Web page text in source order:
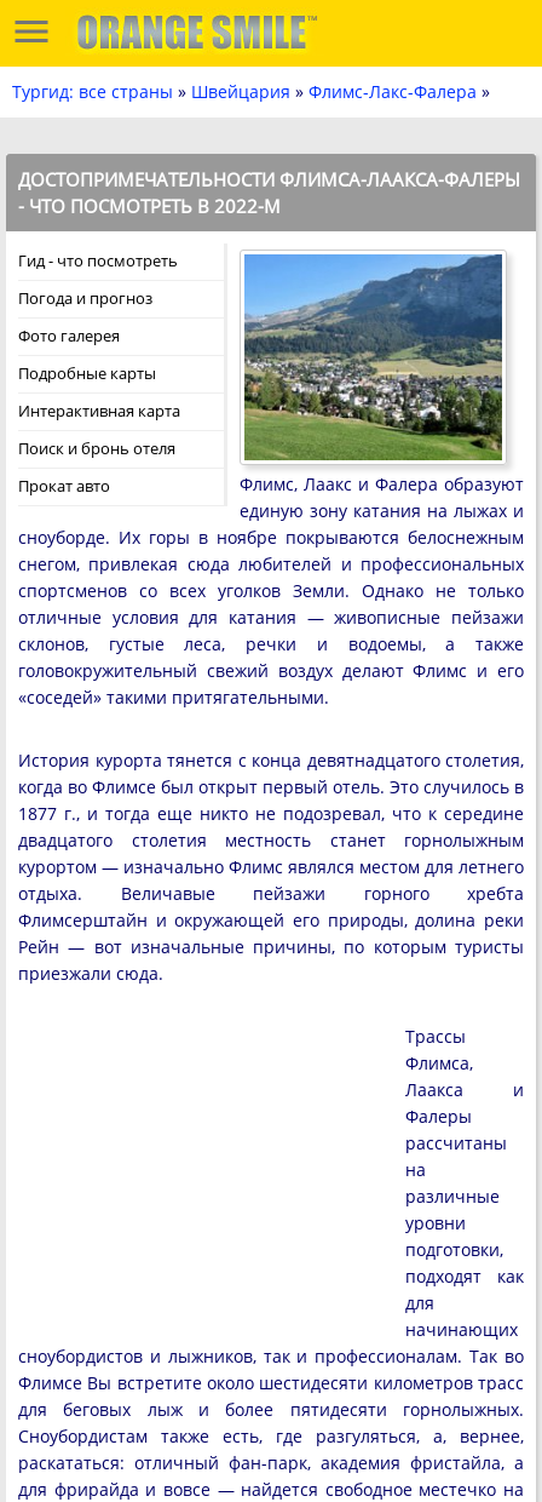
Тургид: все страны » Швейцария » Флимс-Лакс-Фалера »
ДОСТОПРИМЕЧАТЕЛЬНОСТИ ФЛИМСА-ЛААКСА-ФАЛЕРЫ
- ЧТО ПОСМОТРЕТЬ В 2022-М
Гид - что посмотреть
Погода и прогноз
Фото галерея
Подробные карты
Интерактивная карта
Поиск и бронь отеля
Прокат авто
Флимс, Лаакс и Фалера образуют
единую зону катания на лыжах и
сноуборде. Их горы в ноябре покрываются белоснежным
снегом, привлекая сюда любителей и профессиональных
спортсменов со всех уголков Земли. Однако не только
отличные условия для катания — живописные пейзажи
склонов, густые леса, речки и водоемы, а также
головокружительный свежий воздух делают Флимс и его
«соседей» такими притягательными.
История курорта тянется с конца девятнадцатого столетия,
когда во Флимсе был открыт первый отель. Это случилось в
1877 г., и тогда еще никто не подозревал, что к середине
двадцатого столетия местность станет горнолыжным
курортом — изначально Флимс являлся местом для летнего
отдыха. Величавые пейзажи горного хребта
Флимсерштайн и окружающей его природы, долина реки
Рейн — вот изначальные причины, по которым туристы
приезжали сюда.
Трассы
Флимса,
Лаакса и
Фалеры
рассчитаны
на
различные
уровни
подготовки,
подходят как
для
начинающих
сноубордистов и лыжников, так и профессионалам. Так во
Флимсе Вы встретите около шестидесяти километров трасс
для беговых лыж и более пятидесяти горнолыжных.
Сноубордистам также есть, где разгуляться, а, вернее,
раскататься: отличный фан-парк, академия фристайла, а
для фрирайда и вовсе — найдется свободное местечко на